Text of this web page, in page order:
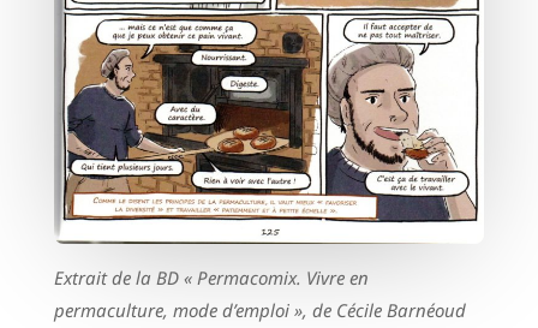
Extrait de la BD « Permacomix. Vivre en
permaculture, mode d’emploi », de Cécile Barnéoud